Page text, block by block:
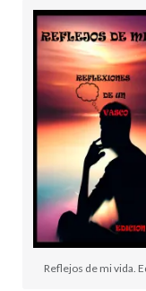
Reflejos de mi vida.